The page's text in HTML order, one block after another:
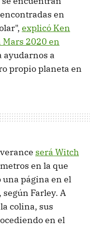
en
explicó Ken
2020 en
ayudarnos a
propio planeta en
será Witch
en la que
una página en el
Farley. A
colina, sus
en el